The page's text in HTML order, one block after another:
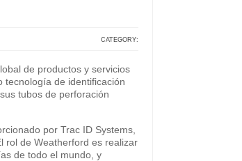
CATEGORY:
de productos y servicios
tecnología de identificación
tubos de perforación
por Trac ID Systems,
rol de Weatherford es realizar
de todo el mundo, y